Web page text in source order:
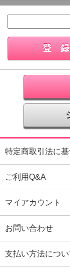
特定商取引法に基
ご利用Q&A
マイアカウント
お問い合わせ
支払い方法につい